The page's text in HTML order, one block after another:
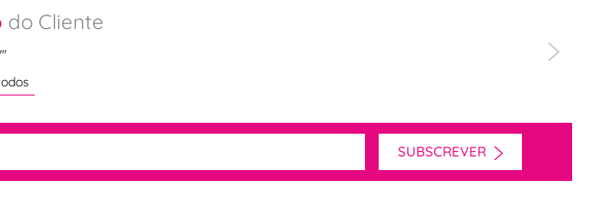
do Cliente
SUBSCREVER